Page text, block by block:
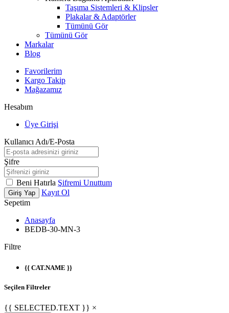
Taşıma Sistemleri & Klipsler
Plakalar & Adaptörler
Tümünü Gör
Tümünü Gör
Markalar
Blog
Favorilerim
Kargo Takip
Mağazamız
Hesabım
Üye Girişi
Kullanıcı Adı/E-Posta
Şifre
Beni Hatırla Şifremi Unuttum
Giriş Yap
Kayıt Ol
Sepetim
Anasayfa
BEDB-30-MN-3
Filtre
{{ CAT.NAME }}
Seçilen Filtreler
{{ SELECTED.TEXT }} ×